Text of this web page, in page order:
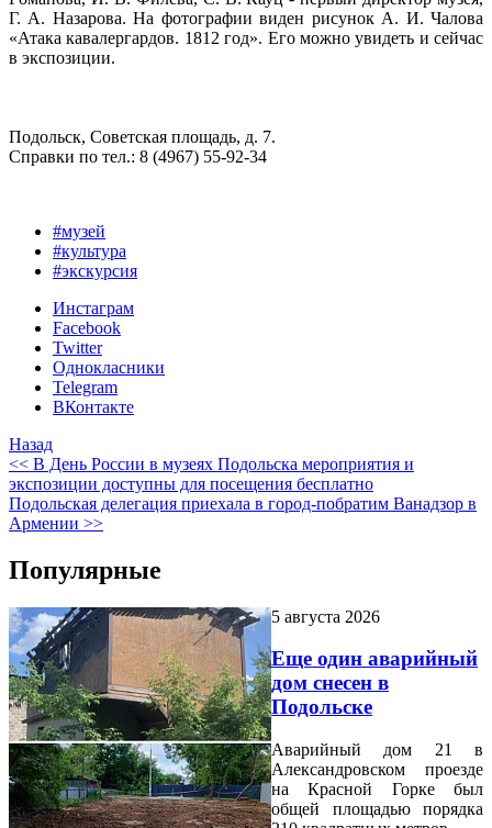
Г. А. Назарова. На фотографии виден рисунок А. И. Чалова
«Атака кавалергардов. 1812 год». Его можно увидеть и сейчас
в экспозиции.
Подольск, Советская площадь, д. 7.
Справки по тел.: 8 (4967) 55-92-34
#музей
#культура
#экскурсия
Инстаграм
Facebook
Twitter
Однокласники
Telegram
ВКонтакте
Назад
<< В День России в музеях Подольска мероприятия и
экспозиции доступны для посещения бесплатно
Подольская делегация приехала в город-побратим Ванадзор в
Армении >>
Популярные
5 августа 2026
Еще один аварийный
дом снесен в
Подольске
Аварийный дом 21 в
Александровском проезде
на Красной Горке был
общей площадью порядка